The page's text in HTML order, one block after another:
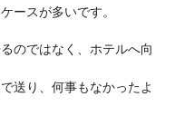
ースが多いです。
のではなく、ホテルへ向
送り、何事もなかったよ